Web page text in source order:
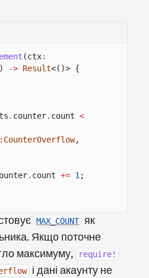
(ctx:
-> Result<()> {
. counter. count <
CounterOverflow,
. count += 1 ;
MAX_COUNT як
Якщо поточне
максимуму,
require!
і дані акаунту не